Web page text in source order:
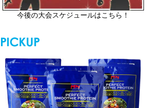
今後の大会スケジュールはこちら！